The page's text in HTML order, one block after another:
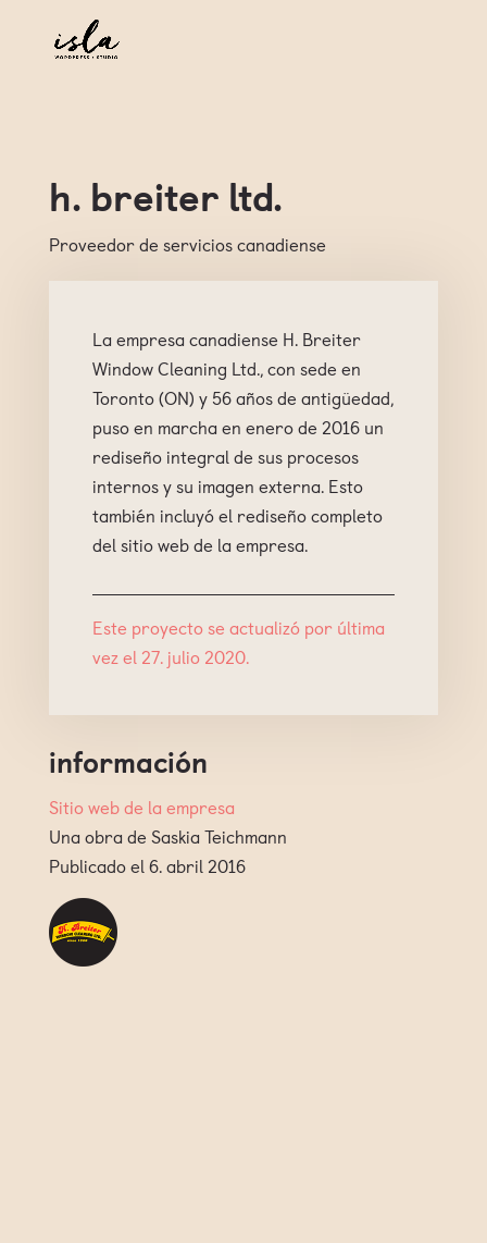
h. breiter ltd.
Proveedor de servicios canadiense
La empresa canadiense H. Breiter
Window Cleaning Ltd., con sede en
Toronto (ON) y 56 años de antigüedad,
puso en marcha en enero de 2016 un
rediseño integral de sus procesos
internos y su imagen externa. Esto
también incluyó el rediseño completo
del sitio web de la empresa.
Este proyecto se actualizó por última
vez el 27. julio 2020.
información
Sitio web de la empresa
Una obra de Saskia Teichmann
Publicado el 6. abril 2016